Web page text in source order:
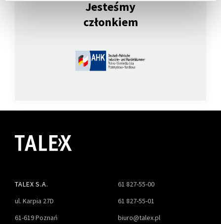
Jesteśmy
członkiem
TALEX S.A.
ul. Karpia 27D
61-619 Poznań
61 827-55-00
61 827-55-01
biuro@talex.pl